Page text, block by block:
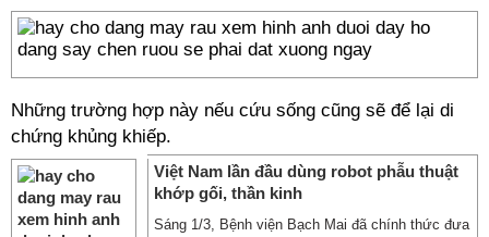
Những trường hợp này nếu cứu sống cũng sẽ để lại di
chứng khủng khiếp.
Việt Nam lần đầu dùng robot phẫu thuật
khớp gối, thần kinh
Sáng 1/3, Bệnh viện Bạch Mai đã chính thức đưa